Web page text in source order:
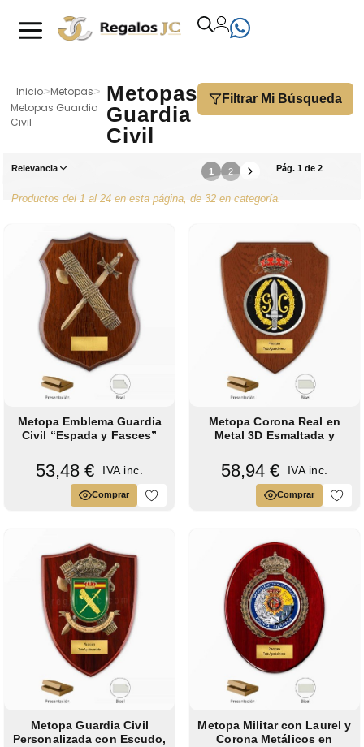
Inicio>Metopas>
Metopas Guardia
Civil
Metopas
Guardia
Civil
Filtrar Mi Búsqueda
Relevancia 1 2 Pág. 1 de 2
Productos del 1 al 24 en esta página, de 32 en categoría.
Metopa Emblema Guardia
Civil “Espada y Fasces”
53,48 € IVA inc.
Comprar
Metopa Corona Real en
Metal 3D Esmaltada y
58,94 € IVA inc.
Comprar
Metopa Guardia Civil
Personalizada con Escudo,
Metopa Militar con Laurel y
Corona Metálicos en